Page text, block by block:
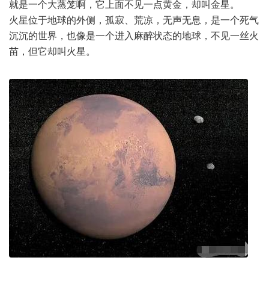
就是一个大蒸笼啊，它上面不见一点黄金，却叫金星。
火星位于地球的外侧，孤寂、荒凉，无声无息，是一个死气
沉沉的世界，也像是一个进入麻醉状态的地球，不见一丝火
苗，但它却叫火星。